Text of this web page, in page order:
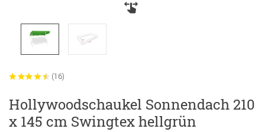
(16)
Hollywoodschaukel Sonnendach 210
x 145 cm Swingtex hellgrün